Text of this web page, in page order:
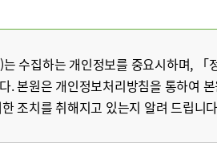
오시는길
의료진 소개
외래진료 안내
수집하는 개인정보를 중요시하며,
. 본원은 개인정보처리방침을 통하여
조치를 취해지고 있는지 알려 드립니
공헌 후원안내
공고
공고